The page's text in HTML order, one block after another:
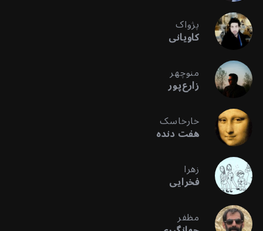
پژواک
کاویانی
منوچهر
زارع‌پور
خارخاسک
هفت دنده
زهرا
فخرایی
مظفر